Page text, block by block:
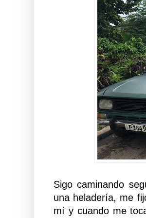
Sigo caminando
una heladería, me
mí y cuando me